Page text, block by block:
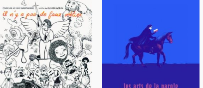
Les arts
de la parole